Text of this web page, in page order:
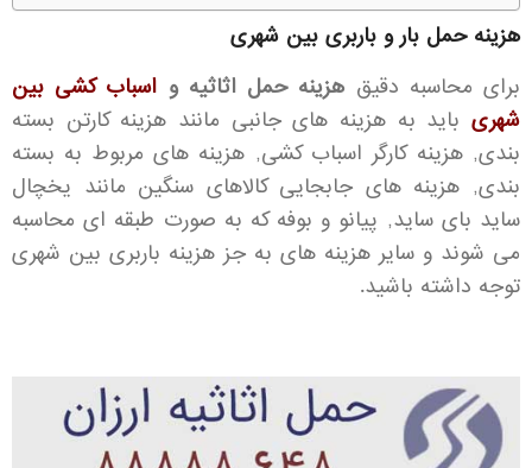
هزینه حمل بار و باربری بین شهری
برای محاسبه دقیق هزینه حمل اثاثیه و اسباب کشی بین
شهری باید به هزینه های جانبی مانند هزینه کارتن بسته
بندی, هزینه کارگر اسباب کشی, هزینه های مربوط به بسته
بندی, هزینه های جابجایی کالاهای سنگین مانند یخچال
ساید بای ساید, پیانو و بوفه که به صورت طبقه ای محاسبه
می شوند و سایر هزینه های به جز هزینه باربری بین شهری
توجه داشته باشید.